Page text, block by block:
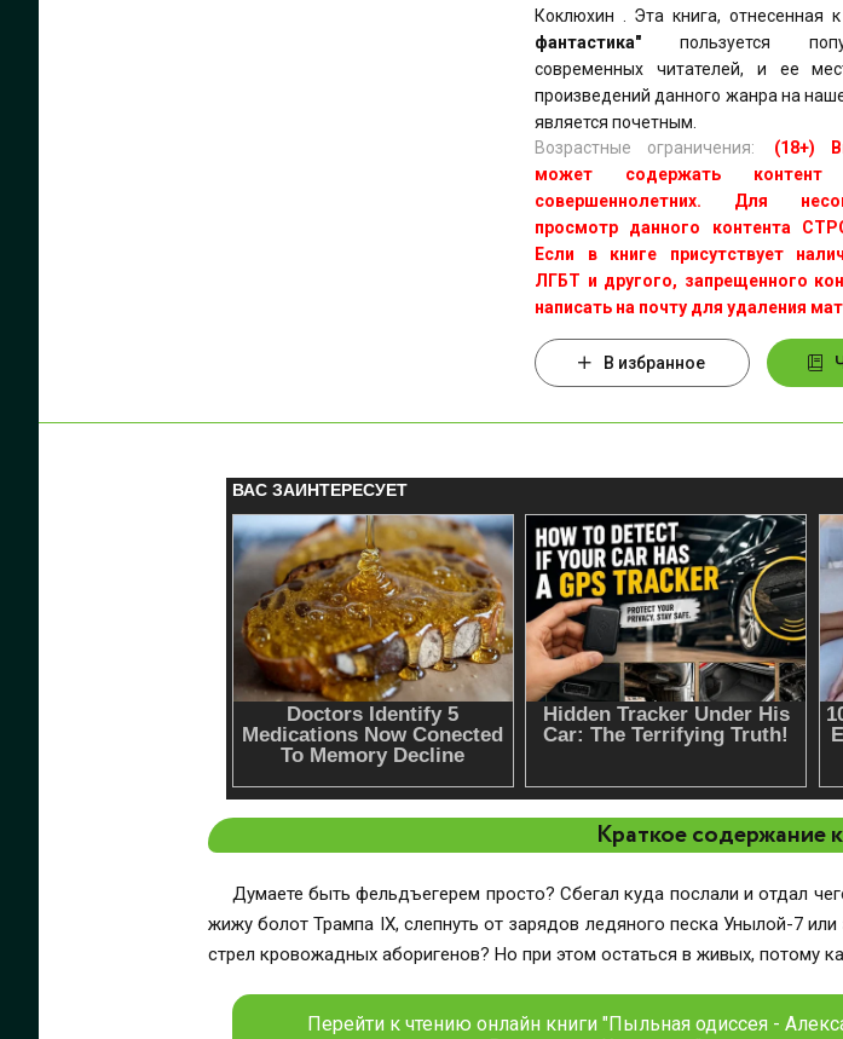
Коклюхин . Эта книга, отнесенная
фантастика" пользуется
современных читателей, и ее
произведений данного жанра на
является почетным.
Возрастные ограничения:
(18+)
может содержать
совершеннолетних. Для
просмотр данного контента
Если в книге присутствует
ЛГБТ и другого, запрещенного
написать на почту для удаления
В избранное
Краткое содержание
Думаете быть фельдъегерем просто? Сбегал куда послали и отдал
жижу болот Трампа IX, слепнуть от зарядов ледяного песка Унылой-7
стрел кровожадных аборигенов? Но при этом остаться в живых, потому
Перейти к чтению онлайн книги "Пыльная одиссея -